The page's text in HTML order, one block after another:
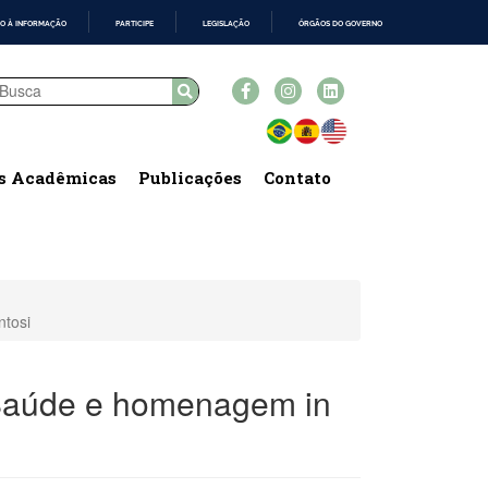
À INFORMAÇÃO PARTICIPE LEGISLAÇÃO ÓRGÃOS DO GOVERNO
Acadêmicas Publicações Contato
e homenagem in